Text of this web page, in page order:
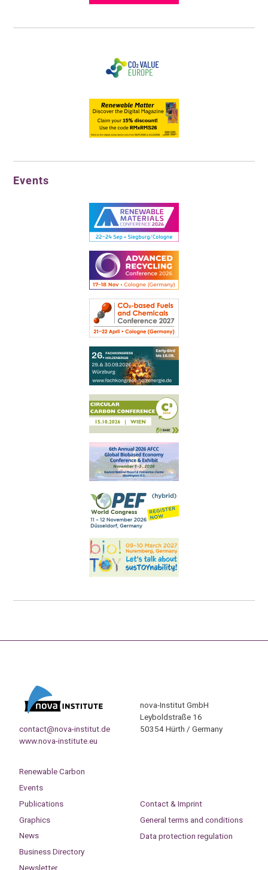
Events
contact@nova-institut.de
www.nova-institute.eu
nova-Institut GmbH
Leyboldstraße 16
50354 Hürth / Germany
Renewable Carbon
Events
Publications
Graphics
News
Business Directory
Newsletter
Contact & Imprint
General terms and conditions
Data protection regulation